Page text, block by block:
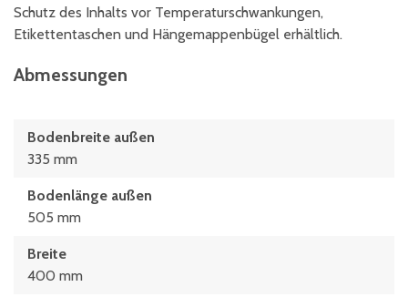
Schutz des Inhalts vor Temperaturschwankungen,
Etikettentaschen und Hängemappenbügel erhältlich.
Abmessungen
Bodenbreite außen
335 mm
Bodenlänge außen
505 mm
Breite
400 mm